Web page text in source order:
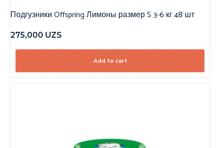
Подгузники Offspring Лимоны размер S 3-6 кг 48 шт
275,000 UZS
Add to cart